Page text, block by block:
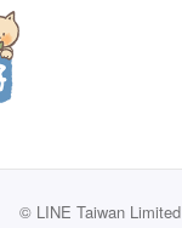
© LINE Taiwan Limited